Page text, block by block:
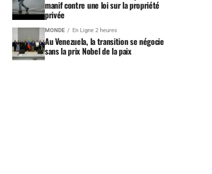
manif contre une loi sur la propriété
privée
MONDE En Ligne 2 heures
Au Venezuela, la transition se négocie
sans la prix Nobel de la paix